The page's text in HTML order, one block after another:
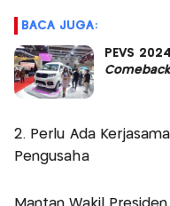
BACA JUGA:
PEVS
2. Perlu Ada
Pengusaha